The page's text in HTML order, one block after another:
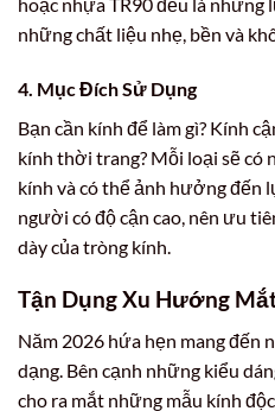
những chất liệu nhẹ, bền và
4. Mục Đích Sử Dụng
Bạn cần kính để làm gì? Kính
kính thời trang? Mỗi loại sẽ có
kính và có thể ảnh hưởng đến
người có độ cận cao, nên ưu
dày của tròng kính.
Tận Dụng Xu Hướng
Năm 2026 hứa hẹn mang đến
dạng. Bên cạnh những kiểu
cho ra mắt những mẫu kính